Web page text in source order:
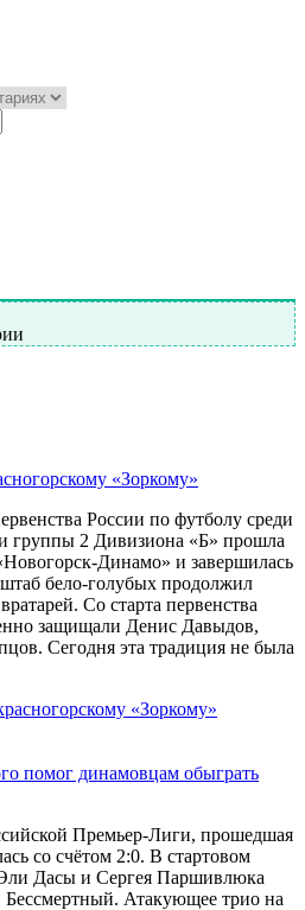
«Зоркому»
России по футболу среди
группы 2 Дивизиона «Б» прошла
Динамо» и завершилась
бело-голубых продолжил
Со старта первенства
защищали Денис Давыдов,
Сегодня эта традиция не была
помог динамовцам обыграть
Премьер-Лиги, прошедшая
со счётом 2:0. В стартовом
Эли Дасы и Сергея Паршивлюка
Бессмертный. Атакующее трио на